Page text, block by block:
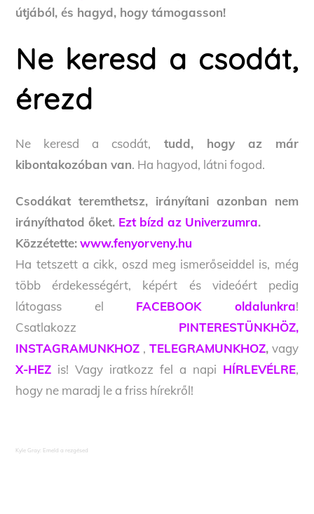
útjából, és hagyd, hogy támogasson!
Ne keresd a csodát,
érezd
Ne keresd a csodát, tudd, hogy az már
kibontakozóban van. Ha hagyod, látni fogod.
Csodákat teremthetsz, irányítani azonban nem
irányíthatod őket. Ezt bízd az Univerzumra.
Közzétette: www.fenyorveny.hu
Ha tetszett a cikk, oszd meg ismerőseiddel is, még
több érdekességért, képért és videóért pedig
látogass el FACEBOOK oldalunkra!
Csatlakozz PINTERESTÜNKHÖZ,
INSTAGRAMUNKHOZ , TELEGRAMUNKHOZ,vagy
X-HEZ is! Vagy iratkozz fel a napi HÍRLEVÉLRE,
hogy ne maradj le a friss hírekről!
Kyle Gray: Emeld a rezgésed